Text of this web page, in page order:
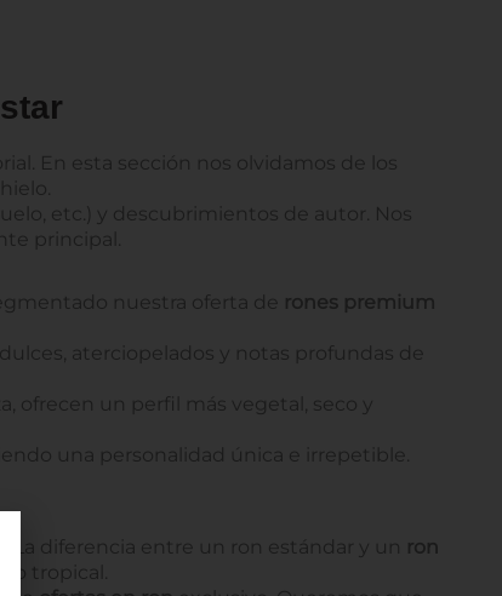
En esta sección nos olvidamos de los
etc.) y descubrimientos de autor. Nos
principal.
nuestra oferta de rones premium
aterciopelados y notas profundas de
ofrecen un perfil más vegetal, seco y
una personalidad única e irrepetible.
La diferencia entre un ron estándar y un ron
tropical.